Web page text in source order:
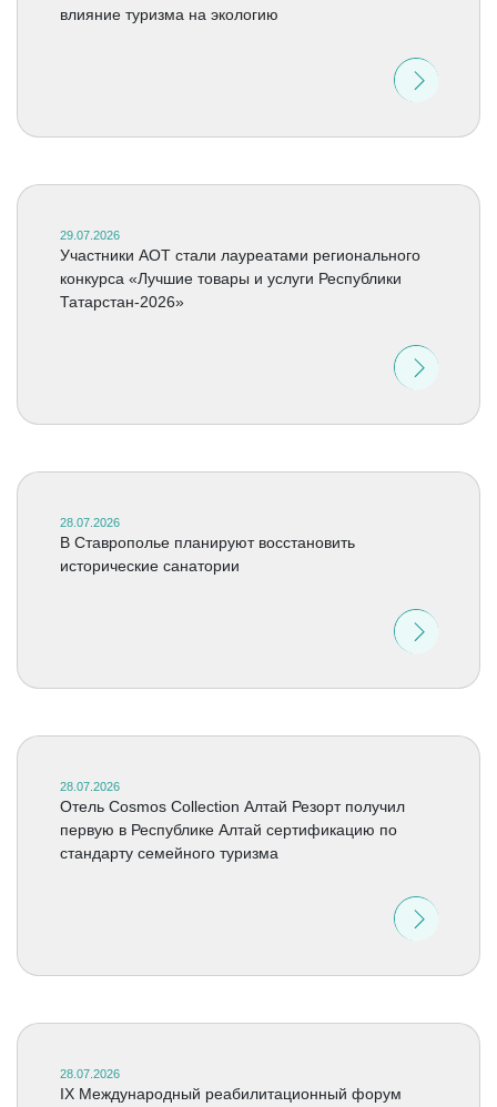
влияние туризма на экологию
29.07.2026
Участники АОТ стали лауреатами регионального
конкурса «Лучшие товары и услуги Республики
Татарстан-2026»
28.07.2026
В Ставрополье планируют восстановить
исторические санатории
28.07.2026
Отель Cosmos Collection Алтай Резорт получил
первую в Республике Алтай сертификацию по
стандарту семейного туризма
28.07.2026
IX Международный реабилитационный форум